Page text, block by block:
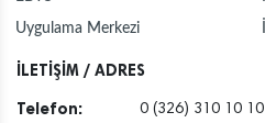
Uygulama Merkezi
İLETİŞİM / ADRES
Telefon:
0 (326) 310 10 10